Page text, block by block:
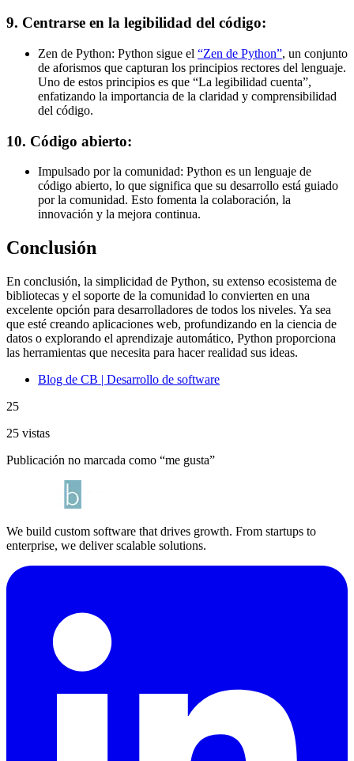
9. Centrarse en la legibilidad del código:
Zen de Python: Python sigue el “Zen de Python”, un conjunto
de aforismos que capturan los principios rectores del lenguaje.
Uno de estos principios es que “La legibilidad cuenta”,
enfatizando la importancia de la claridad y comprensibilidad
del código.
10. Código abierto:
Impulsado por la comunidad: Python es un lenguaje de
código abierto, lo que significa que su desarrollo está guiado
por la comunidad. Esto fomenta la colaboración, la
innovación y la mejora continua.
Conclusión
En conclusión, la simplicidad de Python, su extenso ecosistema de
bibliotecas y el soporte de la comunidad lo convierten en una
excelente opción para desarrolladores de todos los niveles. Ya sea
que esté creando aplicaciones web, profundizando en la ciencia de
datos o explorando el aprendizaje automático, Python proporciona
las herramientas que necesita para hacer realidad sus ideas.
Blog de CB | Desarrollo de software
25
25 vistas
Publicación no marcada como “me gusta”
We build custom software that drives growth. From startups to
enterprise, we deliver scalable solutions.